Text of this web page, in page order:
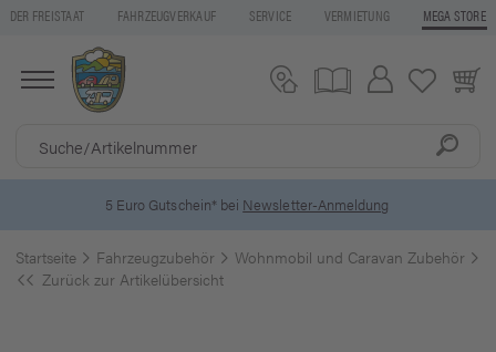
DER FREISTAAT FAHRZEUGVERKAUF SERVICE VERMIETUNG MEGA STORE
5 Euro Gutschein* bei Newsletter-Anmeldung
Startseite Fahrzeugzubehör Wohnmobil und Caravan Zubehör
Zurück zur Artikelübersicht